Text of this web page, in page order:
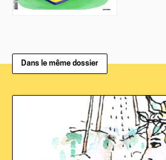
Dans le même dossier